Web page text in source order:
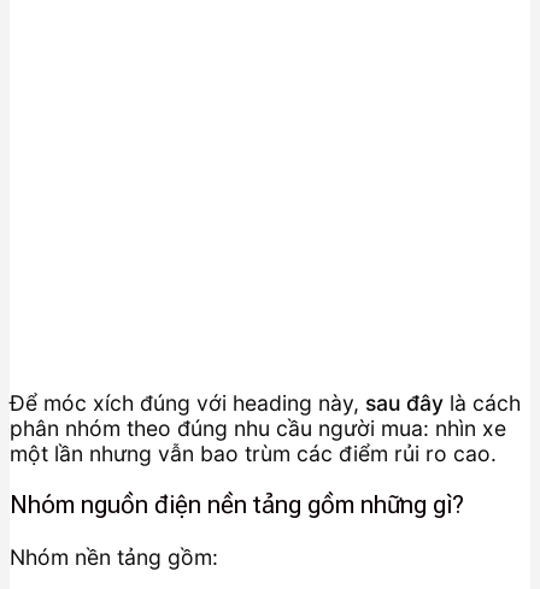
Để móc xích đúng với heading này, sau đây là cách
phân nhóm theo đúng nhu cầu người mua: nhìn xe
một lần nhưng vẫn bao trùm các điểm rủi ro cao.
Nhóm nguồn điện nền tảng gồm những gì?
Nhóm nền tảng gồm: